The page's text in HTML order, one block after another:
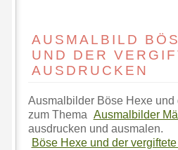
AUSMALBILD
UND DER
AUSDRUCKEN
Ausmalbilder Böse Hexe und
zum Thema Ausmalbilder
ausdrucken und ausmalen.
Böse Hexe und der